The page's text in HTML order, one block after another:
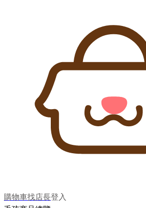
購物車找店長登入